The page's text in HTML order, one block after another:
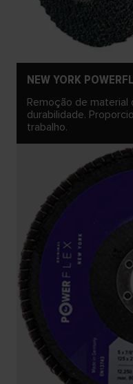
NEW YORK
Remoção de material
durabilidade.
trabalho.